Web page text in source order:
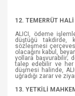
12. TEMERRÜT
ALICI, ödeme
düştüğü takdirde,
sözleşmesi
olacağını kabul,
yollara başvurabilir;
talep edebilir ve her
düşmesi halinde,
uğradığı zarar ve
13. YETKİLİ